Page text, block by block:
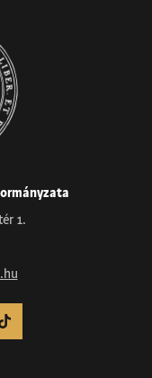
1.